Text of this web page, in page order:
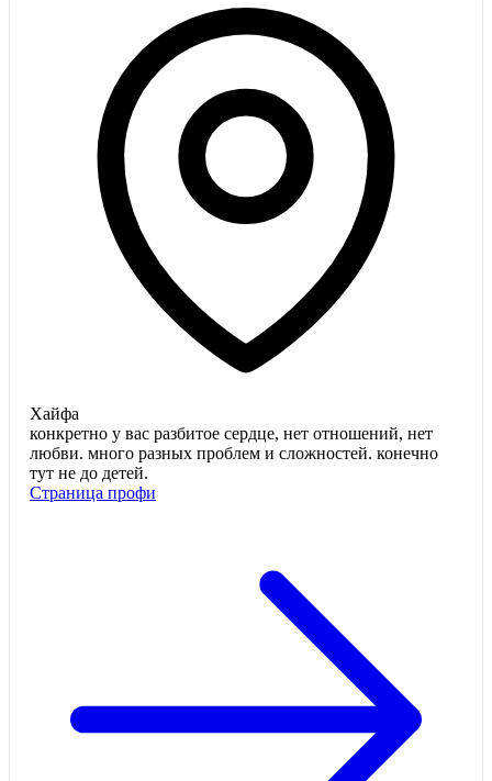
Хайфа
конкретно у вас разбитое сердце, нет отношений, нет
любви. много разных проблем и сложностей. конечно
тут не до детей.
Страница профи